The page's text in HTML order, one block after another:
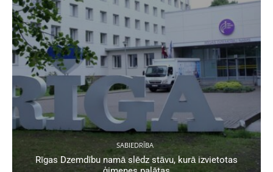
SABIEDRĪBA
Rīgas Dzemdību namā slēdz stāvu, kurā izvietotas